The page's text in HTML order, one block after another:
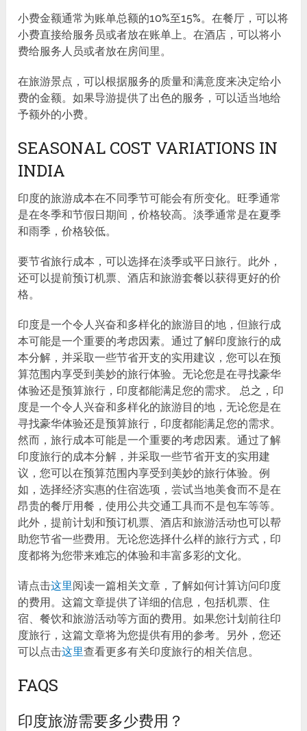
小费金额通常为账单总额的10%至15%。在餐厅，可以将
小费直接给服务员或者放在账单上。在酒店，可以将小
费给服务人员或者放在房间里。
在旅游景点，可以根据服务的质量和满意度来决定给小
费的金额。如果导游提供了出色的服务，可以适当地给
予额外的小费。
SEASONAL COST VARIATIONS IN
INDIA
印度的旅游成本在不同季节可能会有所变化。旺季通常
是在冬季和节假日期间，价格较高。淡季通常是在夏季
和雨季，价格较低。
要节省旅行成本，可以选择在淡季或平日旅行。此外，
还可以提前预订机票、酒店和旅游套餐以获得更好的价
格。
印度是一个令人兴奋和多样化的旅游目的地，但旅行成
本可能是一个重要的考虑因素。通过了解印度旅行的成
本分解，并采取一些节省开支的实用建议，您可以在预
算范围内享受到美妙的旅行体验。无论您是在寻找豪华
体验还是预算旅行，印度都能满足您的需求。 总之，印
度是一个令人兴奋和多样化的旅游目的地，无论您是在
寻找豪华体验还是预算旅行，印度都能满足您的需求。
然而，旅行成本可能是一个重要的考虑因素。通过了解
印度旅行的成本分解，并采取一些节省开支的实用建
议，您可以在预算范围内享受到美妙的旅行体验。例
如，选择经济实惠的住宿选项，尝试当地美食而不是在
昂贵的餐厅用餐，使用公共交通工具而不是包车等等。
此外，提前计划和预订机票、酒店和旅游活动也可以帮
助您节省一些费用。无论您选择什么样的旅行方式，印
度都将为您带来难忘的体验和丰富多彩的文化。
请点击这里阅读一篇相关文章，了解如何计算访问印度
的费用。这篇文章提供了详细的信息，包括机票、住
宿、餐饮和旅游活动等方面的费用。如果您计划前往印
度旅行，这篇文章将为您提供有用的参考。另外，您还
可以点击这里查看更多有关印度旅行的相关信息。
FAQS
印度旅游需要多少费用？